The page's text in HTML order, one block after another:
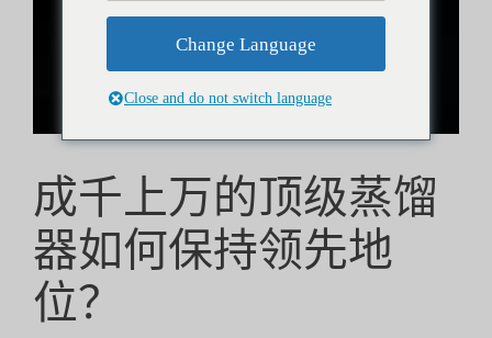
好处
技术的
消息
接触
成千上万的顶级蒸馏
器如何保持领先地
位？
Change Language
Close and do not switch language